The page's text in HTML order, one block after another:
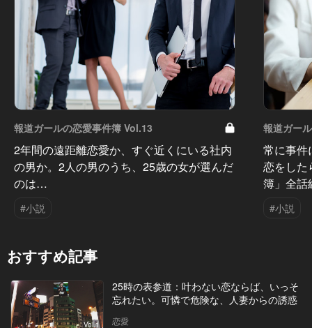
報道ガールの恋愛事件簿 Vol.13
2年間の遠距離恋愛か、すぐ近くにいる社内
の男か。2人の男のうち、25歳の女が選んだ
のは…
#小説
報道ガー
常に事件
恋をし
簿」全話
#小説
おすすめ記事
Vol.1
25時の表参道：叶わない恋ならば、いっそ
忘れたい。可憐で危険な、人妻からの誘惑
恋愛